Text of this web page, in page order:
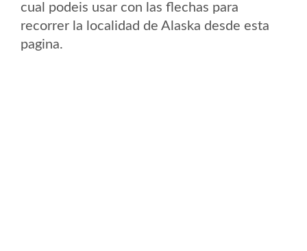
cual podeis usar con las flechas para
recorrer la localidad de Alaska desde esta
pagina.